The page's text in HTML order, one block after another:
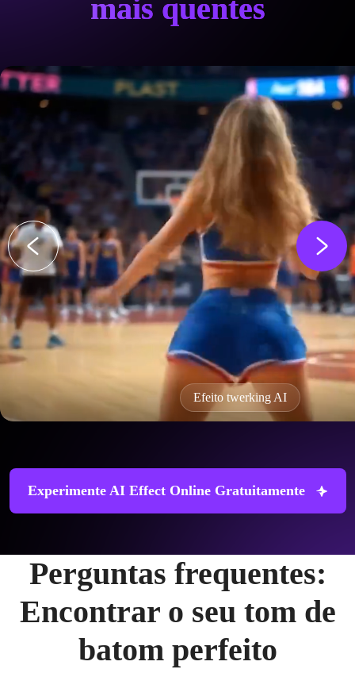
mais quentes
Efeito twerking AI
Experimente AI Effect Online Gratuitamente
Perguntas frequentes:
Encontrar o seu tom de
batom perfeito